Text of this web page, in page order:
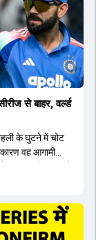
सकती है।
से बाहर, वर्ल्ड
के घुटने में चोट
वह आगामी
तौर पर 4 से
तो 3 से 5 महीने
से शुरू होने वाले
गया है। दूसरी